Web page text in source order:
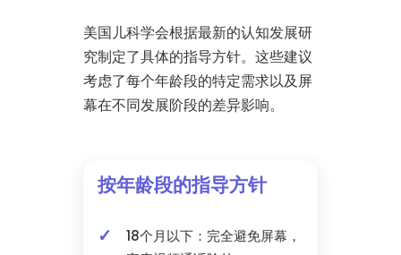
美国儿科学会根据最新的认知发展研
究制定了具体的指导方针。这些建议
考虑了每个年龄段的特定需求以及屏
幕在不同发展阶段的差异影响。
按年龄段的指导方针
18个月以下：完全避免屏幕，